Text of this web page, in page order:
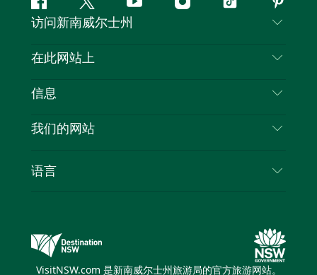
Facebook叽
叽
喳
YouTubeInstagram
抖
访问新南威尔士州
联系我们
隐私
Cookie 通知
在此网站上
目的地
新南威尔士州公路旅行
活动
信息
旅行信息
新南威尔士州的商业
我们的网站
新南威尔士州旅游局媒体中心
缤纷悉尼灯光音乐节
语言
VisitNSW.com 是新南威尔士州旅游局的官方旅游网站。